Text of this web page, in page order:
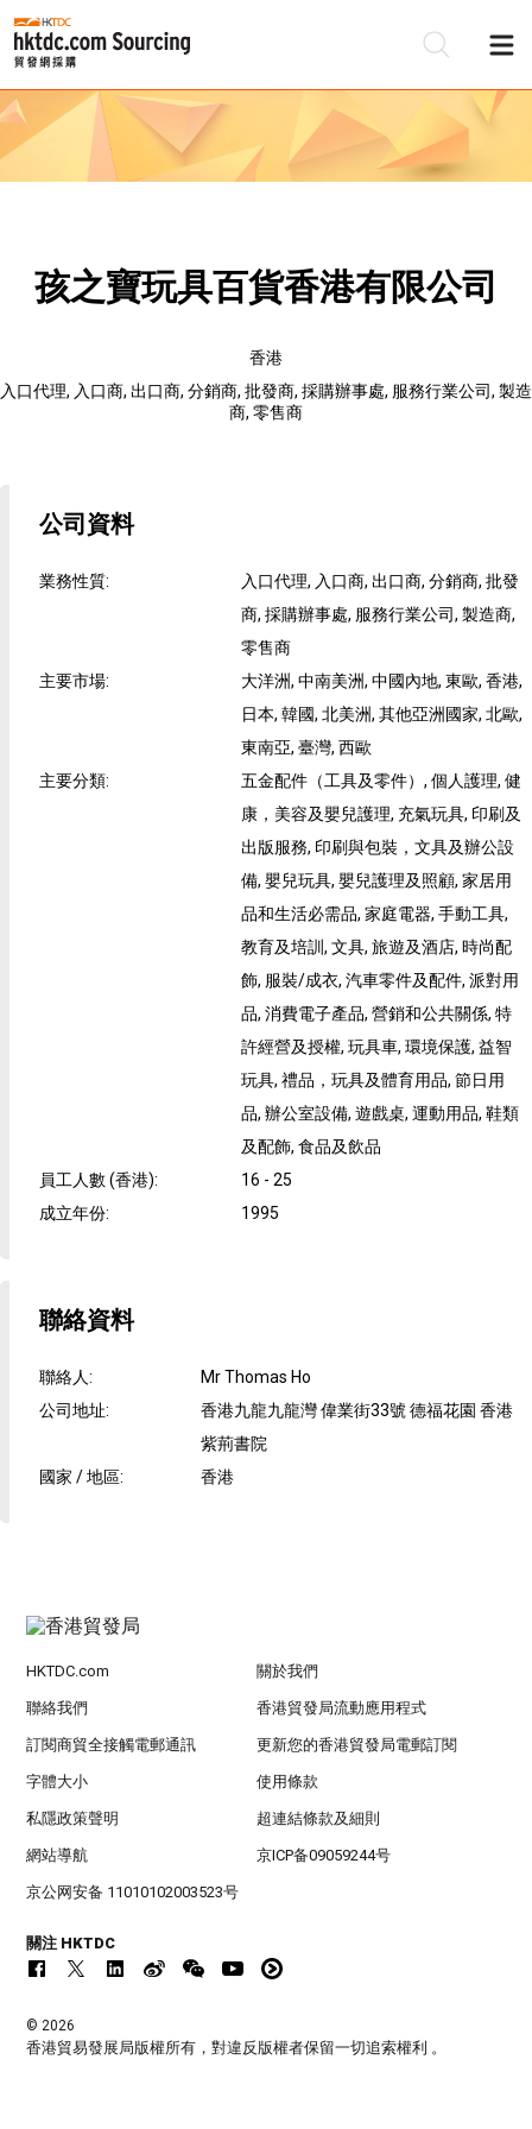
孩之寶玩具百貨香港有限公司
香港
入口代理, 入口商, 出口商, 分銷商, 批發商, 採購辦事處, 服務行業公司, 製造
商, 零售商
公司資料
業務性質:
入口代理, 入口商, 出口商, 分銷商, 批發
商, 採購辦事處, 服務行業公司, 製造商,
零售商
主要市場:
大洋洲, 中南美洲, 中國內地, 東歐, 香港,
日本, 韓國, 北美洲, 其他亞洲國家, 北歐,
東南亞, 臺灣, 西歐
主要分類:
五金配件（工具及零件）, 個人護理, 健
康，美容及嬰兒護理, 充氣玩具, 印刷及
出版服務, 印刷與包裝，文具及辦公設
備, 嬰兒玩具, 嬰兒護理及照顧, 家居用
品和生活必需品, 家庭電器, 手動工具,
教育及培訓, 文具, 旅遊及酒店, 時尚配
飾, 服裝/成衣, 汽車零件及配件, 派對用
品, 消費電子產品, 營銷和公共關係, 特
許經營及授權, 玩具車, 環境保護, 益智
玩具, 禮品，玩具及體育用品, 節日用
品, 辦公室設備, 遊戲桌, 運動用品, 鞋類
及配飾, 食品及飲品
員工人數 (香港):
16 - 25
成立年份: 1995
聯絡資料
聯絡人:
Mr Thomas Ho
公司地址:
香港九龍九龍灣 偉業街33號 德福花園 香港
紫荊書院
國家 / 地區: 香港
HKTDC.com 關於我們
聯絡我們 香港貿發局流動應用程式
訂閱商貿全接觸電郵通訊 更新您的香港貿發局電郵訂閱
字體大小 使用條款
私隱政策聲明 超連結條款及細則
網站導航 京ICP备09059244号
京公网安备 11010102003523号
關注 HKTDC
© 2026
香港貿易發展局版權所有，對違反版權者保留一切追索權利 。